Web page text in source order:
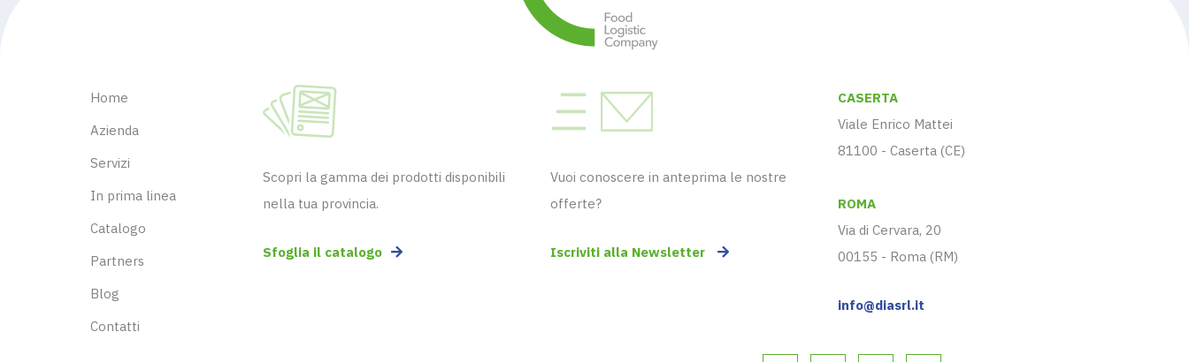
Home
Azienda
Servizi
In prima linea
Catalogo
Partners
Blog
Contatti
Scopri la gamma dei prodotti disponibili
nella tua provincia.
Sfoglia il catalogo
Vuoi conoscere in anteprima le nostre
offerte?
Iscriviti alla Newsletter
CASERTA
Viale Enrico Mattei
81100 - Caserta (CE)
ROMA
Via di Cervara, 20
00155 - Roma (RM)
info@diasrl.it